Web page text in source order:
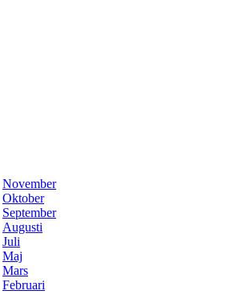
November
Oktober
September
Augusti
Juli
Maj
Mars
Februari